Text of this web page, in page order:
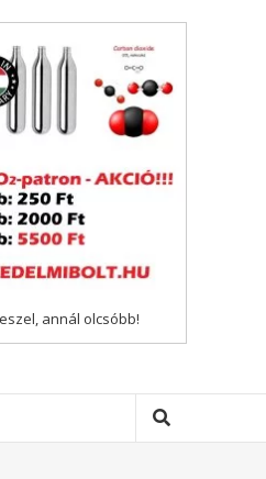
annál olcsóbb!